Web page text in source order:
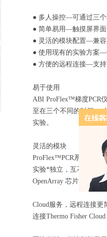
● 多人操控—可通过三
● 简单易用—触摸屏界
● 灵活的模块配置—兼
● 使用现有的实验方案
● 方便的远程连接—支持
易于使用
ABI ProFlex™梯度PCR
至在三个不同的时间。
实验。
灵活的模块
ProFlex™PCR系统拥有
实验*独立，互不干扰。
OpenArray 芯片，用于
Cloud服务，远程连接更
连接Thermo Fisher